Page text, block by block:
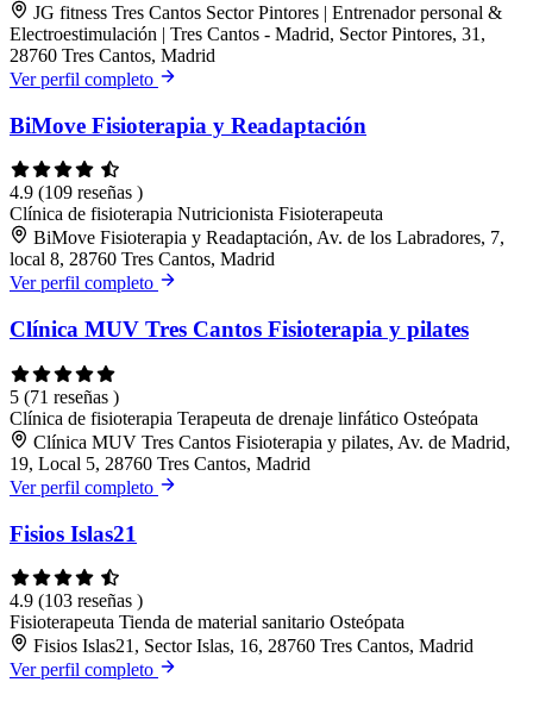
JG fitness Tres Cantos Sector Pintores | Entrenador personal &
Electroestimulación | Tres Cantos - Madrid, Sector Pintores, 31,
28760 Tres Cantos, Madrid
Ver perfil completo
BiMove Fisioterapia y Readaptación
4.9 (109 reseñas )
Clínica de fisioterapia Nutricionista Fisioterapeuta
BiMove Fisioterapia y Readaptación, Av. de los Labradores, 7,
local 8, 28760 Tres Cantos, Madrid
Ver perfil completo
Clínica MUV Tres Cantos Fisioterapia y pilates
5 (71 reseñas )
Clínica de fisioterapia Terapeuta de drenaje linfático Osteópata
Clínica MUV Tres Cantos Fisioterapia y pilates, Av. de Madrid,
19, Local 5, 28760 Tres Cantos, Madrid
Ver perfil completo
Fisios Islas21
4.9 (103 reseñas )
Fisioterapeuta Tienda de material sanitario Osteópata
Fisios Islas21, Sector Islas, 16, 28760 Tres Cantos, Madrid
Ver perfil completo